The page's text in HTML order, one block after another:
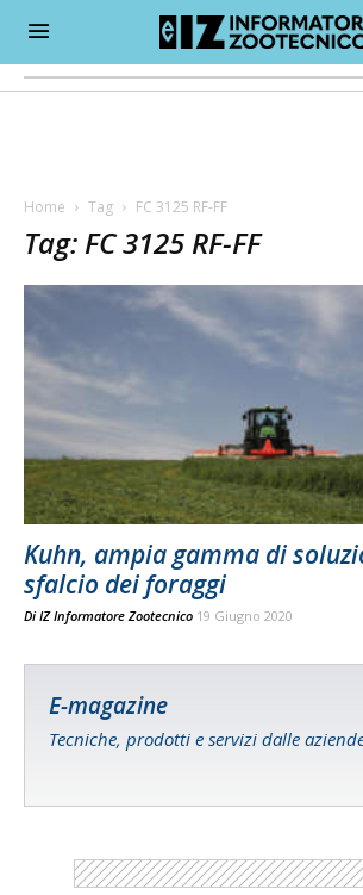
Home Tag FC 3125 RF-FF
Tag: FC 3125 RF-FF
Kuhn, ampia gamma di
sfalcio dei foraggi
Di IZ Informatore Zootecnico 19 Giugno 2020
E-magazine
Tecniche, prodotti e servizi dalle